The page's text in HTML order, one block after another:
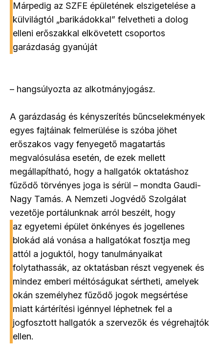
Márpedig az SZFE épületének elszigetelése a
külvilágtól „barikádokkal” felvetheti a dolog
elleni erőszakkal elkövetett csoportos
garázdaság gyanúját
– hangsúlyozta az alkotmányjogász.
A garázdaság és kényszerítés bűncselekmények
egyes fajtáinak felmerülése is szóba jöhet
erőszakos vagy fenyegető magatartás
megvalósulása esetén, de ezek mellett
megállapítható, hogy a hallgatók oktatáshoz
fűződő törvényes joga is sérül – mondta Gaudi-
Nagy Tamás. A Nemzeti Jogvédő Szolgálat
vezetője portálunknak arról beszélt, hogy
az egyetemi épület önkényes és jogellenes
blokád alá vonása a hallgatókat fosztja meg
attól a joguktól, hogy tanulmányaikat
folytathassák, az oktatásban részt vegyenek és
mindez emberi méltóságukat sértheti, amelyek
okán személyhez fűződő jogok megsértése
miatt kártérítési igénnyel léphetnek fel a
jogfosztott hallgatók a szervezők és végrehajtók
ellen.